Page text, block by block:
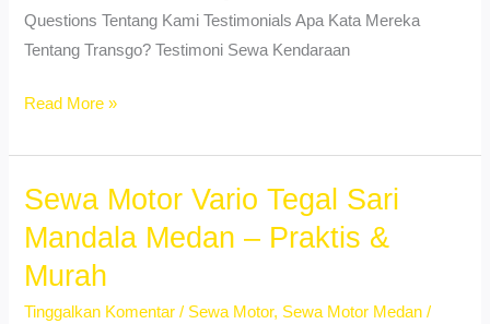
Questions Tentang Kami Testimonials Apa Kata Mereka
Tentang Transgo? Testimoni Sewa Kendaraan
Sewa
Vario
Sukaramai
–
Booking
Mudah
Read More »
Sewa Motor Vario Tegal Sari
Mandala Medan – Praktis &
Murah
Tinggalkan Komentar / Sewa Motor, Sewa Motor Medan /